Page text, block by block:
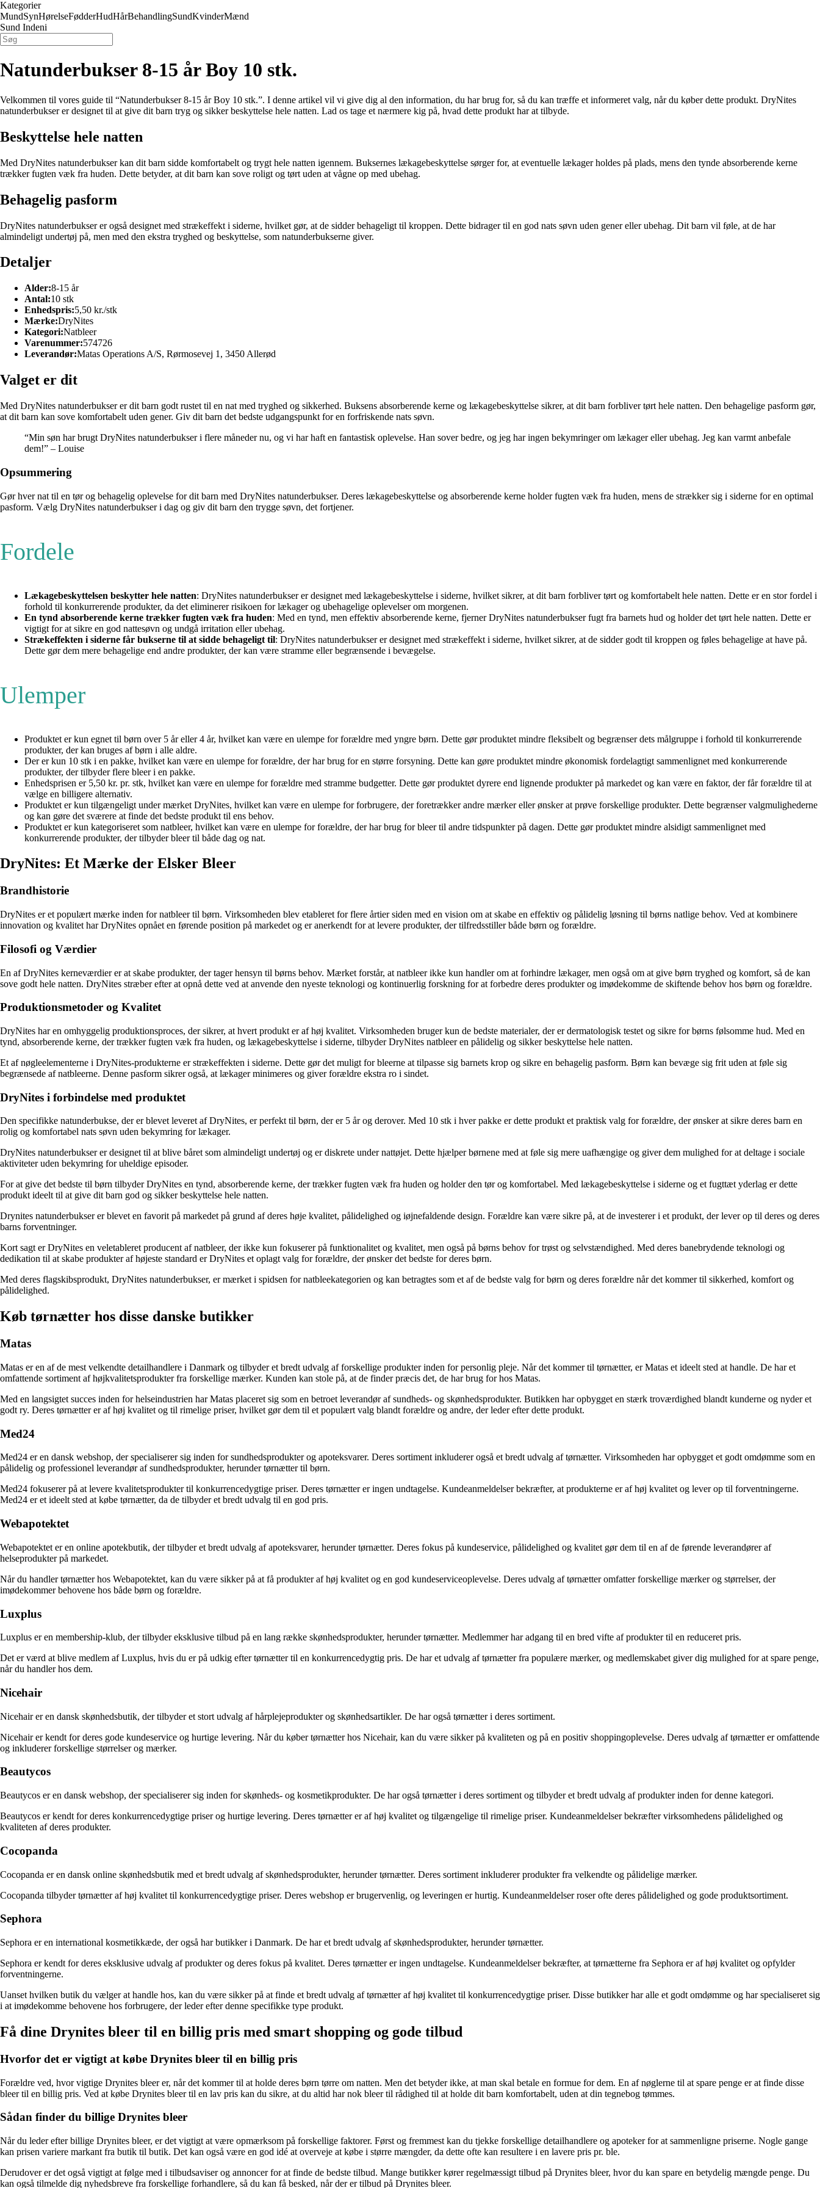
Kategorier
MundSynHørelseFødderHudHårBehandlingSundKvinderMænd
Sund Indeni
Natunderbukser 8-15 år Boy 10 stk.
Velkommen til vores guide til “Natunderbukser 8-15 år Boy 10 stk.”. I denne artikel vil vi give dig al den information, du har brug for, så du kan træffe et informeret valg, når du køber dette produkt. DryNites
natunderbukser er designet til at give dit barn tryg og sikker beskyttelse hele natten. Lad os tage et nærmere kig på, hvad dette produkt har at tilbyde.
Beskyttelse hele natten
Med DryNites natunderbukser kan dit barn sidde komfortabelt og trygt hele natten igennem. Buksernes lækagebeskyttelse sørger for, at eventuelle lækager holdes på plads, mens den tynde absorberende kerne
trækker fugten væk fra huden. Dette betyder, at dit barn kan sove roligt og tørt uden at vågne op med ubehag.
Behagelig pasform
DryNites natunderbukser er også designet med strækeffekt i siderne, hvilket gør, at de sidder behageligt til kroppen. Dette bidrager til en god nats søvn uden gener eller ubehag. Dit barn vil føle, at de har
almindeligt undertøj på, men med den ekstra tryghed og beskyttelse, som natunderbukserne giver.
Detaljer
Alder:8-15 år
Antal:10 stk
Enhedspris:5,50 kr./stk
Mærke:DryNites
Kategori:Natbleer
Varenummer:574726
Leverandør:Matas Operations A/S, Rørmosevej 1, 3450 Allerød
Valget er dit
Med DryNites natunderbukser er dit barn godt rustet til en nat med tryghed og sikkerhed. Buksens absorberende kerne og lækagebeskyttelse sikrer, at dit barn forbliver tørt hele natten. Den behagelige pasform gør,
at dit barn kan sove komfortabelt uden gener. Giv dit barn det bedste udgangspunkt for en forfriskende nats søvn.
“Min søn har brugt DryNites natunderbukser i flere måneder nu, og vi har haft en fantastisk oplevelse. Han sover bedre, og jeg har ingen bekymringer om lækager eller ubehag. Jeg kan varmt anbefale
dem!” – Louise
Opsummering
Gør hver nat til en tør og behagelig oplevelse for dit barn med DryNites natunderbukser. Deres lækagebeskyttelse og absorberende kerne holder fugten væk fra huden, mens de strækker sig i siderne for en optimal
pasform. Vælg DryNites natunderbukser i dag og giv dit barn den trygge søvn, det fortjener.
Fordele
Lækagebeskyttelsen beskytter hele natten: DryNites natunderbukser er designet med lækagebeskyttelse i siderne, hvilket sikrer, at dit barn forbliver tørt og komfortabelt hele natten. Dette er en stor fordel i
forhold til konkurrerende produkter, da det eliminerer risikoen for lækager og ubehagelige oplevelser om morgenen.
En tynd absorberende kerne trækker fugten væk fra huden: Med en tynd, men effektiv absorberende kerne, fjerner DryNites natunderbukser fugt fra barnets hud og holder det tørt hele natten. Dette er
vigtigt for at sikre en god nattesøvn og undgå irritation eller ubehag.
Strækeffekten i siderne får bukserne til at sidde behageligt til: DryNites natunderbukser er designet med strækeffekt i siderne, hvilket sikrer, at de sidder godt til kroppen og føles behagelige at have på.
Dette gør dem mere behagelige end andre produkter, der kan være stramme eller begrænsende i bevægelse.
Ulemper
Produktet er kun egnet til børn over 5 år eller 4 år, hvilket kan være en ulempe for forældre med yngre børn. Dette gør produktet mindre fleksibelt og begrænser dets målgruppe i forhold til konkurrerende
produkter, der kan bruges af børn i alle aldre.
Der er kun 10 stk i en pakke, hvilket kan være en ulempe for forældre, der har brug for en større forsyning. Dette kan gøre produktet mindre økonomisk fordelagtigt sammenlignet med konkurrerende
produkter, der tilbyder flere bleer i en pakke.
Enhedsprisen er 5,50 kr. pr. stk, hvilket kan være en ulempe for forældre med stramme budgetter. Dette gør produktet dyrere end lignende produkter på markedet og kan være en faktor, der får forældre til at
vælge en billigere alternativ.
Produktet er kun tilgængeligt under mærket DryNites, hvilket kan være en ulempe for forbrugere, der foretrækker andre mærker eller ønsker at prøve forskellige produkter. Dette begrænser valgmulighederne
og kan gøre det sværere at finde det bedste produkt til ens behov.
Produktet er kun kategoriseret som natbleer, hvilket kan være en ulempe for forældre, der har brug for bleer til andre tidspunkter på dagen. Dette gør produktet mindre alsidigt sammenlignet med
konkurrerende produkter, der tilbyder bleer til både dag og nat.
DryNites: Et Mærke der Elsker Bleer
Brandhistorie
DryNites er et populært mærke inden for natbleer til børn. Virksomheden blev etableret for flere årtier siden med en vision om at skabe en effektiv og pålidelig løsning til børns natlige behov. Ved at kombinere
innovation og kvalitet har DryNites opnået en førende position på markedet og er anerkendt for at levere produkter, der tilfredsstiller både børn og forældre.
Filosofi og Værdier
En af DryNites kerneværdier er at skabe produkter, der tager hensyn til børns behov. Mærket forstår, at natbleer ikke kun handler om at forhindre lækager, men også om at give børn tryghed og komfort, så de kan
sove godt hele natten. DryNites stræber efter at opnå dette ved at anvende den nyeste teknologi og kontinuerlig forskning for at forbedre deres produkter og imødekomme de skiftende behov hos børn og forældre.
Produktionsmetoder og Kvalitet
DryNites har en omhyggelig produktionsproces, der sikrer, at hvert produkt er af høj kvalitet. Virksomheden bruger kun de bedste materialer, der er dermatologisk testet og sikre for børns følsomme hud. Med en
tynd, absorberende kerne, der trækker fugten væk fra huden, og lækagebeskyttelse i siderne, tilbyder DryNites natbleer en pålidelig og sikker beskyttelse hele natten.
Et af nøgleelementerne i DryNites-produkterne er strækeffekten i siderne. Dette gør det muligt for bleerne at tilpasse sig barnets krop og sikre en behagelig pasform. Børn kan bevæge sig frit uden at føle sig
begrænsede af natbleerne. Denne pasform sikrer også, at lækager minimeres og giver forældre ekstra ro i sindet.
DryNites i forbindelse med produktet
Den specifikke natunderbukse, der er blevet leveret af DryNites, er perfekt til børn, der er 5 år og derover. Med 10 stk i hver pakke er dette produkt et praktisk valg for forældre, der ønsker at sikre deres barn en
rolig og komfortabel nats søvn uden bekymring for lækager.
DryNites natunderbukser er designet til at blive båret som almindeligt undertøj og er diskrete under nattøjet. Dette hjælper børnene med at føle sig mere uafhængige og giver dem mulighed for at deltage i sociale
aktiviteter uden bekymring for uheldige episoder.
For at give det bedste til børn tilbyder DryNites en tynd, absorberende kerne, der trækker fugten væk fra huden og holder den tør og komfortabel. Med lækagebeskyttelse i siderne og et fugttæt yderlag er dette
produkt ideelt til at give dit barn god og sikker beskyttelse hele natten.
Drynites natunderbukser er blevet en favorit på markedet på grund af deres høje kvalitet, pålidelighed og iøjnefaldende design. Forældre kan være sikre på, at de investerer i et produkt, der lever op til deres og deres
barns forventninger.
Kort sagt er DryNites en veletableret producent af natbleer, der ikke kun fokuserer på funktionalitet og kvalitet, men også på børns behov for trøst og selvstændighed. Med deres banebrydende teknologi og
dedikation til at skabe produkter af højeste standard er DryNites et oplagt valg for forældre, der ønsker det bedste for deres børn.
Med deres flagskibsprodukt, DryNites natunderbukser, er mærket i spidsen for natbleekategorien og kan betragtes som et af de bedste valg for børn og deres forældre når det kommer til sikkerhed, komfort og
pålidelighed.
Køb tørnætter hos disse danske butikker
Matas
Matas er en af de mest velkendte detailhandlere i Danmark og tilbyder et bredt udvalg af forskellige produkter inden for personlig pleje. Når det kommer til tørnætter, er Matas et ideelt sted at handle. De har et
omfattende sortiment af højkvalitetsprodukter fra forskellige mærker. Kunden kan stole på, at de finder præcis det, de har brug for hos Matas.
Med en langsigtet succes inden for helseindustrien har Matas placeret sig som en betroet leverandør af sundheds- og skønhedsprodukter. Butikken har opbygget en stærk troværdighed blandt kunderne og nyder et
godt ry. Deres tørnætter er af høj kvalitet og til rimelige priser, hvilket gør dem til et populært valg blandt forældre og andre, der leder efter dette produkt.
Med24
Med24 er en dansk webshop, der specialiserer sig inden for sundhedsprodukter og apoteksvarer. Deres sortiment inkluderer også et bredt udvalg af tørnætter. Virksomheden har opbygget et godt omdømme som en
pålidelig og professionel leverandør af sundhedsprodukter, herunder tørnætter til børn.
Med24 fokuserer på at levere kvalitetsprodukter til konkurrencedygtige priser. Deres tørnætter er ingen undtagelse. Kundeanmeldelser bekræfter, at produkterne er af høj kvalitet og lever op til forventningerne.
Med24 er et ideelt sted at købe tørnætter, da de tilbyder et bredt udvalg til en god pris.
Webapotektet
Webapotektet er en online apotekbutik, der tilbyder et bredt udvalg af apoteksvarer, herunder tørnætter. Deres fokus på kundeservice, pålidelighed og kvalitet gør dem til en af de førende leverandører af
helseprodukter på markedet.
Når du handler tørnætter hos Webapotektet, kan du være sikker på at få produkter af høj kvalitet og en god kundeserviceoplevelse. Deres udvalg af tørnætter omfatter forskellige mærker og størrelser, der
imødekommer behovene hos både børn og forældre.
Luxplus
Luxplus er en membership-klub, der tilbyder eksklusive tilbud på en lang række skønhedsprodukter, herunder tørnætter. Medlemmer har adgang til en bred vifte af produkter til en reduceret pris.
Det er værd at blive medlem af Luxplus, hvis du er på udkig efter tørnætter til en konkurrencedygtig pris. De har et udvalg af tørnætter fra populære mærker, og medlemskabet giver dig mulighed for at spare penge,
når du handler hos dem.
Nicehair
Nicehair er en dansk skønhedsbutik, der tilbyder et stort udvalg af hårplejeprodukter og skønhedsartikler. De har også tørnætter i deres sortiment.
Nicehair er kendt for deres gode kundeservice og hurtige levering. Når du køber tørnætter hos Nicehair, kan du være sikker på kvaliteten og på en positiv shoppingoplevelse. Deres udvalg af tørnætter er omfattende
og inkluderer forskellige størrelser og mærker.
Beautycos
Beautycos er en dansk webshop, der specialiserer sig inden for skønheds- og kosmetikprodukter. De har også tørnætter i deres sortiment og tilbyder et bredt udvalg af produkter inden for denne kategori.
Beautycos er kendt for deres konkurrencedygtige priser og hurtige levering. Deres tørnætter er af høj kvalitet og tilgængelige til rimelige priser. Kundeanmeldelser bekræfter virksomhedens pålidelighed og
kvaliteten af deres produkter.
Cocopanda
Cocopanda er en dansk online skønhedsbutik med et bredt udvalg af skønhedsprodukter, herunder tørnætter. Deres sortiment inkluderer produkter fra velkendte og pålidelige mærker.
Cocopanda tilbyder tørnætter af høj kvalitet til konkurrencedygtige priser. Deres webshop er brugervenlig, og leveringen er hurtig. Kundeanmeldelser roser ofte deres pålidelighed og gode produktsortiment.
Sephora
Sephora er en international kosmetikkæde, der også har butikker i Danmark. De har et bredt udvalg af skønhedsprodukter, herunder tørnætter.
Sephora er kendt for deres eksklusive udvalg af produkter og deres fokus på kvalitet. Deres tørnætter er ingen undtagelse. Kundeanmeldelser bekræfter, at tørnætterne fra Sephora er af høj kvalitet og opfylder
forventningerne.
Uanset hvilken butik du vælger at handle hos, kan du være sikker på at finde et bredt udvalg af tørnætter af høj kvalitet til konkurrencedygtige priser. Disse butikker har alle et godt omdømme og har specialiseret sig
i at imødekomme behovene hos forbrugere, der leder efter denne specifikke type produkt.
Få dine Drynites bleer til en billig pris med smart shopping og gode tilbud
Hvorfor det er vigtigt at købe Drynites bleer til en billig pris
Forældre ved, hvor vigtige Drynites bleer er, når det kommer til at holde deres børn tørre om natten. Men det betyder ikke, at man skal betale en formue for dem. En af nøglerne til at spare penge er at finde disse
bleer til en billig pris. Ved at købe Drynites bleer til en lav pris kan du sikre, at du altid har nok bleer til rådighed til at holde dit barn komfortabelt, uden at din tegnebog tømmes.
Sådan finder du billige Drynites bleer
Når du leder efter billige Drynites bleer, er det vigtigt at være opmærksom på forskellige faktorer. Først og fremmest kan du tjekke forskellige detailhandlere og apoteker for at sammenligne priserne. Nogle gange
kan prisen variere markant fra butik til butik. Det kan også være en god idé at overveje at købe i større mængder, da dette ofte kan resultere i en lavere pris pr. ble.
Derudover er det også vigtigt at følge med i tilbudsaviser og annoncer for at finde de bedste tilbud. Mange butikker kører regelmæssigt tilbud på Drynites bleer, hvor du kan spare en betydelig mængde penge. Du
kan også tilmelde dig nyhedsbreve fra forskellige forhandlere, så du kan få besked, når der er tilbud på Drynites bleer.